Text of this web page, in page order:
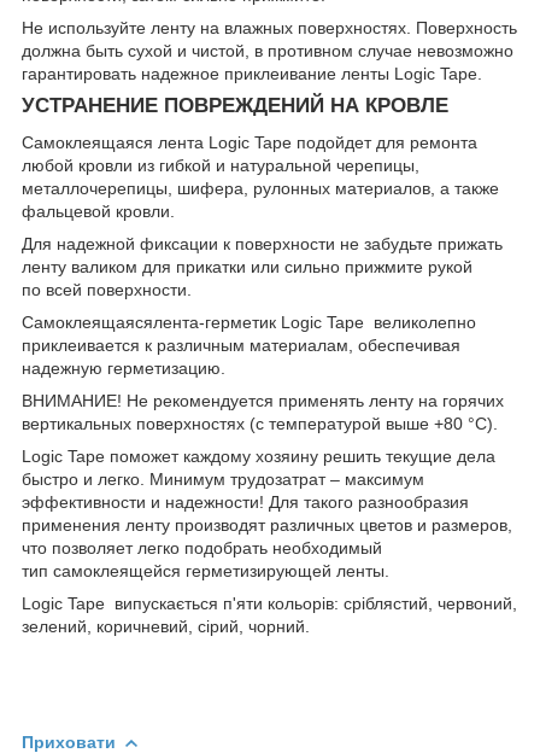
Не используйте ленту на влажных поверхностях. Поверхность
должна быть сухой и чистой, в противном случае невозможно
гарантировать надежное приклеивание ленты Logic Tape.
УСТРАНЕНИЕ ПОВРЕЖДЕНИЙ НА КРОВЛЕ
Самоклеящаяся лента Logic Tape подойдет для ремонта
любой кровли из гибкой и натуральной черепицы,
металлочерепицы, шифера, рулонных материалов, а также
фальцевой кровли.
Для надежной фиксации к поверхности не забудьте прижать
ленту валиком для прикатки или сильно прижмите рукой
по всей поверхности.
Самоклеящаясялента-герметик Logic Tape великолепно
приклеивается к различным материалам, обеспечивая
надежную герметизацию.
ВНИМАНИЕ! Не рекомендуется применять ленту на горячих
вертикальных поверхностях (с температурой выше +80 °С).
Logic Tape поможет каждому хозяину решить текущие дела
быстро и легко. Минимум трудозатрат – максимум
эффективности и надежности! Для такого разнообразия
применения ленту производят различных цветов и размеров,
что позволяет легко подобрать необходимый
тип самоклеящейся герметизирующей ленты.
Logic Tape випускається п'яти кольорів: сріблястий, червоний,
зелений, коричневий, сірий, чорний.
Приховати